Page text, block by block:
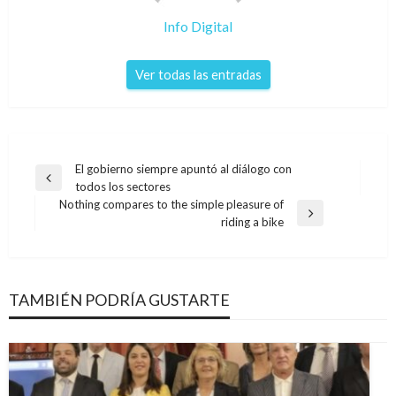
Info Digital
Ver todas las entradas
Navegación
Entrada
anterior
El gobierno siempre apuntó al diálogo con
todos los sectores
Nothing compares to the simple pleasure of
riding a bike
TAMBIÉN PODRÍA GUSTARTE